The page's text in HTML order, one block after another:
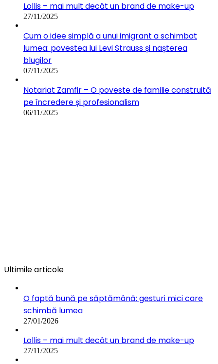
Lollis – mai mult decât un brand de make-up
27/11/2025
Cum o idee simplă a unui imigrant a schimbat
lumea: povestea lui Levi Strauss și nașterea
blugilor
07/11/2025
Notariat Zamfir – O poveste de familie construită
pe încredere și profesionalism
06/11/2025
Ultimile articole
O faptă bună pe săptămână: gesturi mici care
schimbă lumea
27/01/2026
Lollis – mai mult decât un brand de make-up
27/11/2025